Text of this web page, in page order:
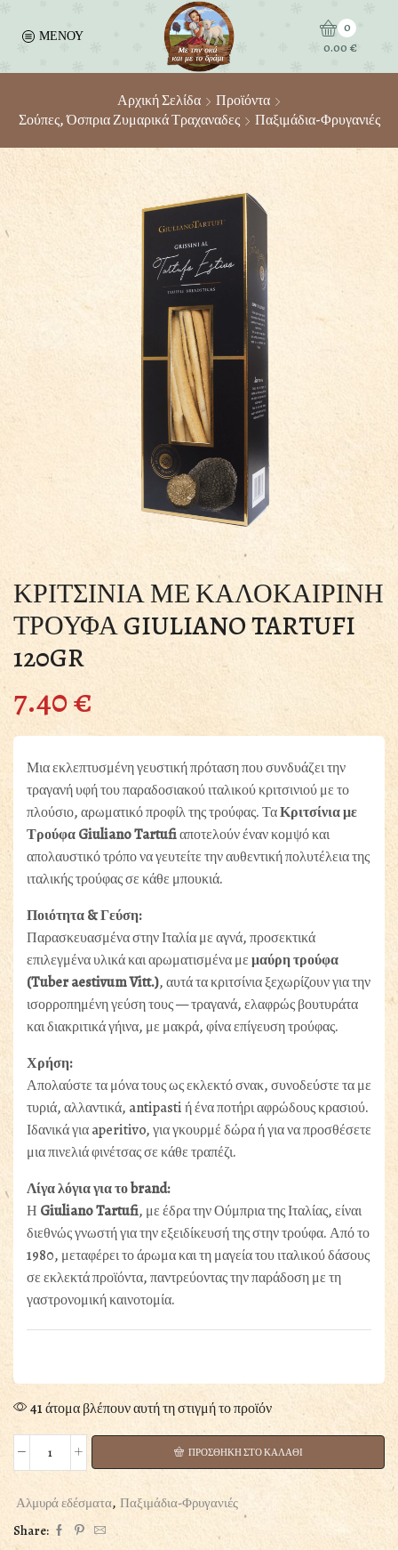
ΜΕΝΟΥ
0
0.00€
Αρχική Σελίδα
Προϊόντα
Σούπες, Όσπρια Ζυμαρικά Τραχαναδες
Παξιμάδια-Φρυγανιές
ΚΡΙΤΣΙΝΙΑ ΜΕ ΚΑΛΟΚΑΙΡΙΝΗ
ΤΡΟΥΦΑ GIULIANO TARTUFI
120GR
7.40€
Μια εκλεπτυσμένη γευστική πρόταση που συνδυάζει την
τραγανή υφή του παραδοσιακού ιταλικού κριτσινιού με το
πλούσιο, αρωματικό προφίλ της τρούφας. ΤαΚριτσίνια με
Τρούφα Giuliano Tartufiαποτελούν έναν κομψό και
απολαυστικό τρόπο να γευτείτε την αυθεντική πολυτέλεια της
ιταλικής τρούφας σε κάθε μπουκιά.
Ποιότητα & Γεύση:
Παρασκευασμένα στην Ιταλία με αγνά, προσεκτικά
επιλεγμένα υλικά και αρωματισμένα μεμαύρη τρούφα
(Tuber aestivum Vitt.), αυτά τα κριτσίνια ξεχωρίζουν για την
ισορροπημένη γεύση τους — τραγανά, ελαφρώς βουτυράτα
και διακριτικά γήινα, με μακρά, φίνα επίγευση τρούφας.
Χρήση:
Απολαύστε τα μόνα τους ως εκλεκτό σνακ, συνοδεύστε τα με
τυριά, αλλαντικά, antipasti ή ένα ποτήρι αφρώδους κρασιού.
Ιδανικά για aperitivo, για γκουρμέ δώρα ή για να προσθέσετε
μια πινελιά φινέτσας σε κάθε τραπέζι.
Λίγα λόγια για το brand:
Η Giuliano Tartufi, με έδρα την Ούμπρια της Ιταλίας, είναι
διεθνώς γνωστή για την εξειδίκευσή της στην τρούφα. Από το
1980, μεταφέρει το άρωμα και τη μαγεία του ιταλικού δάσους
σε εκλεκτά προϊόντα, παντρεύοντας την παράδοση με τη
γαστρονομική καινοτομία.
41 άτομα βλέπουν αυτή τη στιγμή το προϊόν
ΚΡΙΤΣΙΝΙΑ
ΚΑΛΟΚΑΙΡΙΝΗ
ΤΡΟΥΦΑ
GIULIANO
ΠΡΟΣΘΗΚΗ ΣΤΟ ΚΑΛΑΘΙ
Αλμυρά εδέσματα, Παξιμάδια-Φρυγανιές
Share: